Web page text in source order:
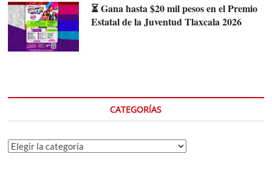
⏳ Gana hasta $20 mil pesos en el Premio
Estatal de la Juventud Tlaxcala 2026
CATEGORÍAS
Categorías